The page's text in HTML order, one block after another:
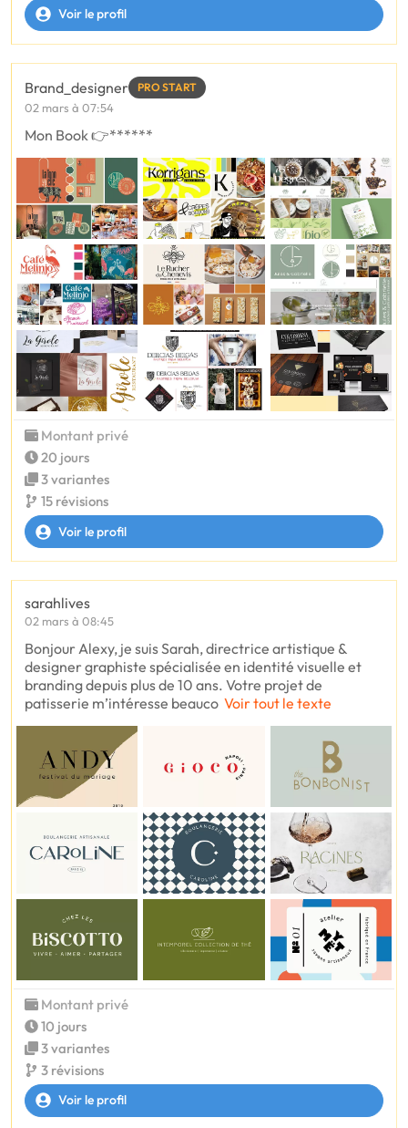
Voir le profil
Brand_designer PRO START
02 mars à 07:54
Mon Book 👉******
Montant privé
20 jours
3 variantes
15 révisions
Voir le profil
sarahlives
02 mars à 08:45
Bonjour Alexy, je suis Sarah, directrice artistique &
designer graphiste spécialisée en identité visuelle et
branding depuis plus de 10 ans. Votre projet de
patisserie m’intéresse beauco Voir tout le texte
Montant privé
10 jours
3 variantes
3 révisions
Voir le profil